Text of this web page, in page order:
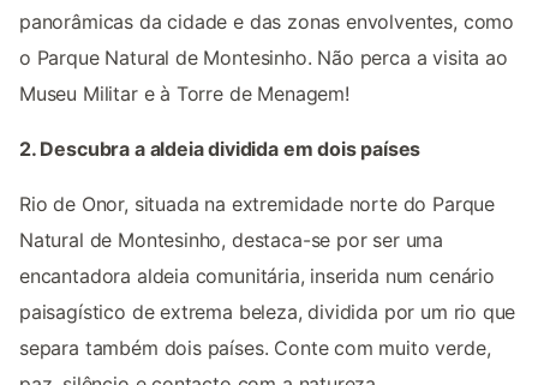
panorâmicas da cidade e das zonas envolventes, como
o Parque Natural de Montesinho. Não perca a visita ao
Museu Militar e à Torre de Menagem!
2. Descubra a aldeia dividida em dois países
Rio de Onor, situada na extremidade norte do Parque
Natural de Montesinho, destaca-se por ser uma
encantadora aldeia comunitária, inserida num cenário
paisagístico de extrema beleza, dividida por um rio que
separa também dois países. Conte com muito verde,